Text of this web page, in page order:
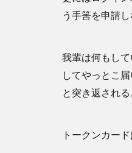
う手筈を申請
我輩は何もし
してやっとこ
と突き返される
トークンカー